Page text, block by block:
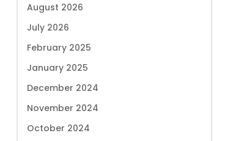
August 2026
July 2026
February 2025
January 2025
December 2024
November 2024
October 2024